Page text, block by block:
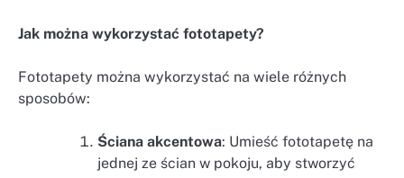
Jak można wykorzystać fototapety?
Fototapety można wykorzystać na wiele różnych
sposobów:
Ściana akcentowa: Umieść fototapetę na
jednej ze ścian w pokoju, aby stworzyć